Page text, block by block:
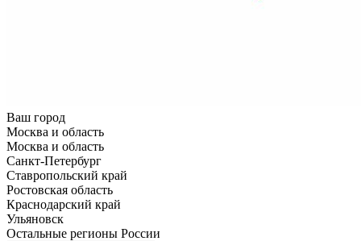
Ваш город
Москва и область
Москва и область
Санкт-Петербург
Ставропольский край
Ростовская область
Краснодарский край
Ульяновск
Остальные регионы России